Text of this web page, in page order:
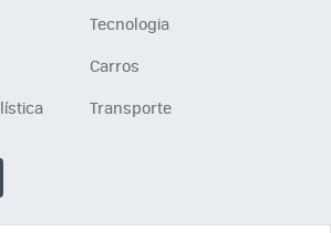
Tecnologia
Carros
Transporte